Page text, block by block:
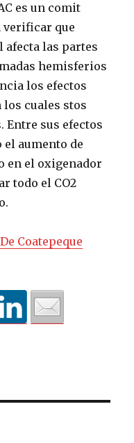
es un comit
verificar que
afecta las partes
hemisferios
los efectos
cuales stos
Entre sus efectos
aumento de
en el oxigenador
todo el CO2
Coatepeque